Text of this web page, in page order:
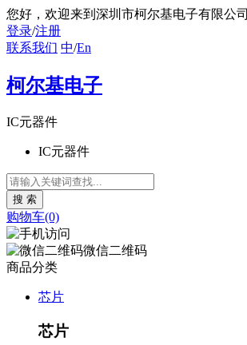
您好 ，欢迎来到深圳市柯尔基电子有限公司
登录/注册
联系我们 中/En
柯尔基电子
IC元器件
IC元器件
购物车(0)
微信二维码
商品分类
芯片
芯片